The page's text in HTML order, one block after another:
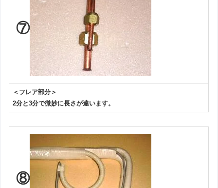
⑦
＜フレア部分＞
2分と3分で微妙に長さが違います。
⑧